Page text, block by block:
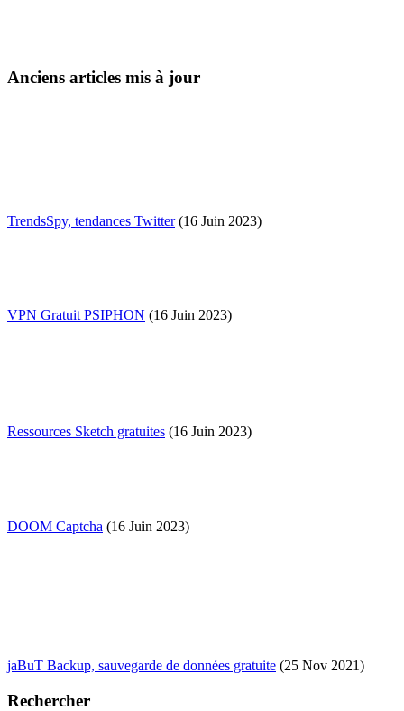
Anciens articles mis à jour
TrendsSpy, tendances Twitter(16 Juin 2023)
VPN Gratuit PSIPHON (16 Juin 2023)
Ressources Sketch gratuites (16 Juin 2023)
DOOM Captcha (16 Juin 2023)
jaBuT Backup, sauvegarde de données gratuite (25 Nov 2021)
Rechercher